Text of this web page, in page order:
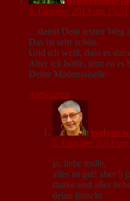
5. Oktober 2013 um 15:51
…damit Dein letzter Weg
Das ist sehr schön.
Und ich weiß, dass es
Aber ich hoffe, jetzt ist es
Deine Mademoiselle
Antworten
evelyne
5. Oktober 2013
ja, liebe mslle,
alles ist gut! aber
danke und alles
deine lintschi